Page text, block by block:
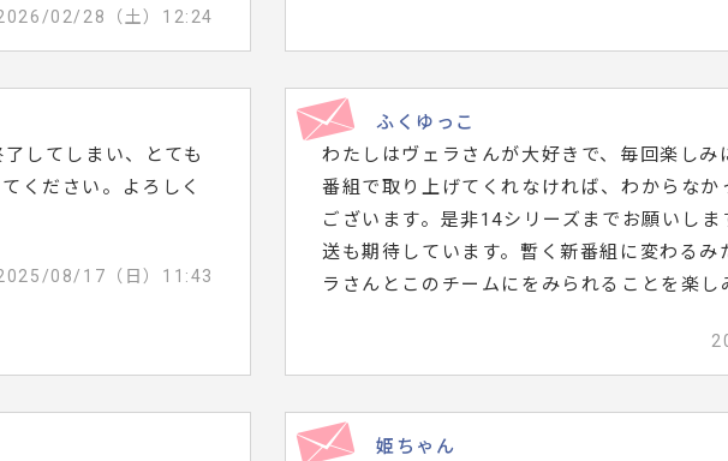
02/28（土）12:24
してしまい、とても
ください。よろしく
08/17（日）11:43
ふくゆっこ
わたしはヴェラさんが大好きで、毎回楽し
番組で取り上げてくれなければ、わからなか
ございます。是非14シリーズまでお願いし
送も期待しています。暫く新番組に変わるみ
ラさんとこのチームにをみられることを楽し
姫ちゃん